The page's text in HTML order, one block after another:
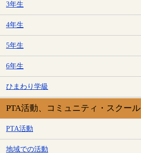
3年生
4年生
5年生
6年生
ひまわり学級
PTA活動、コミュニティ・スクール
PTA活動
地域での活動